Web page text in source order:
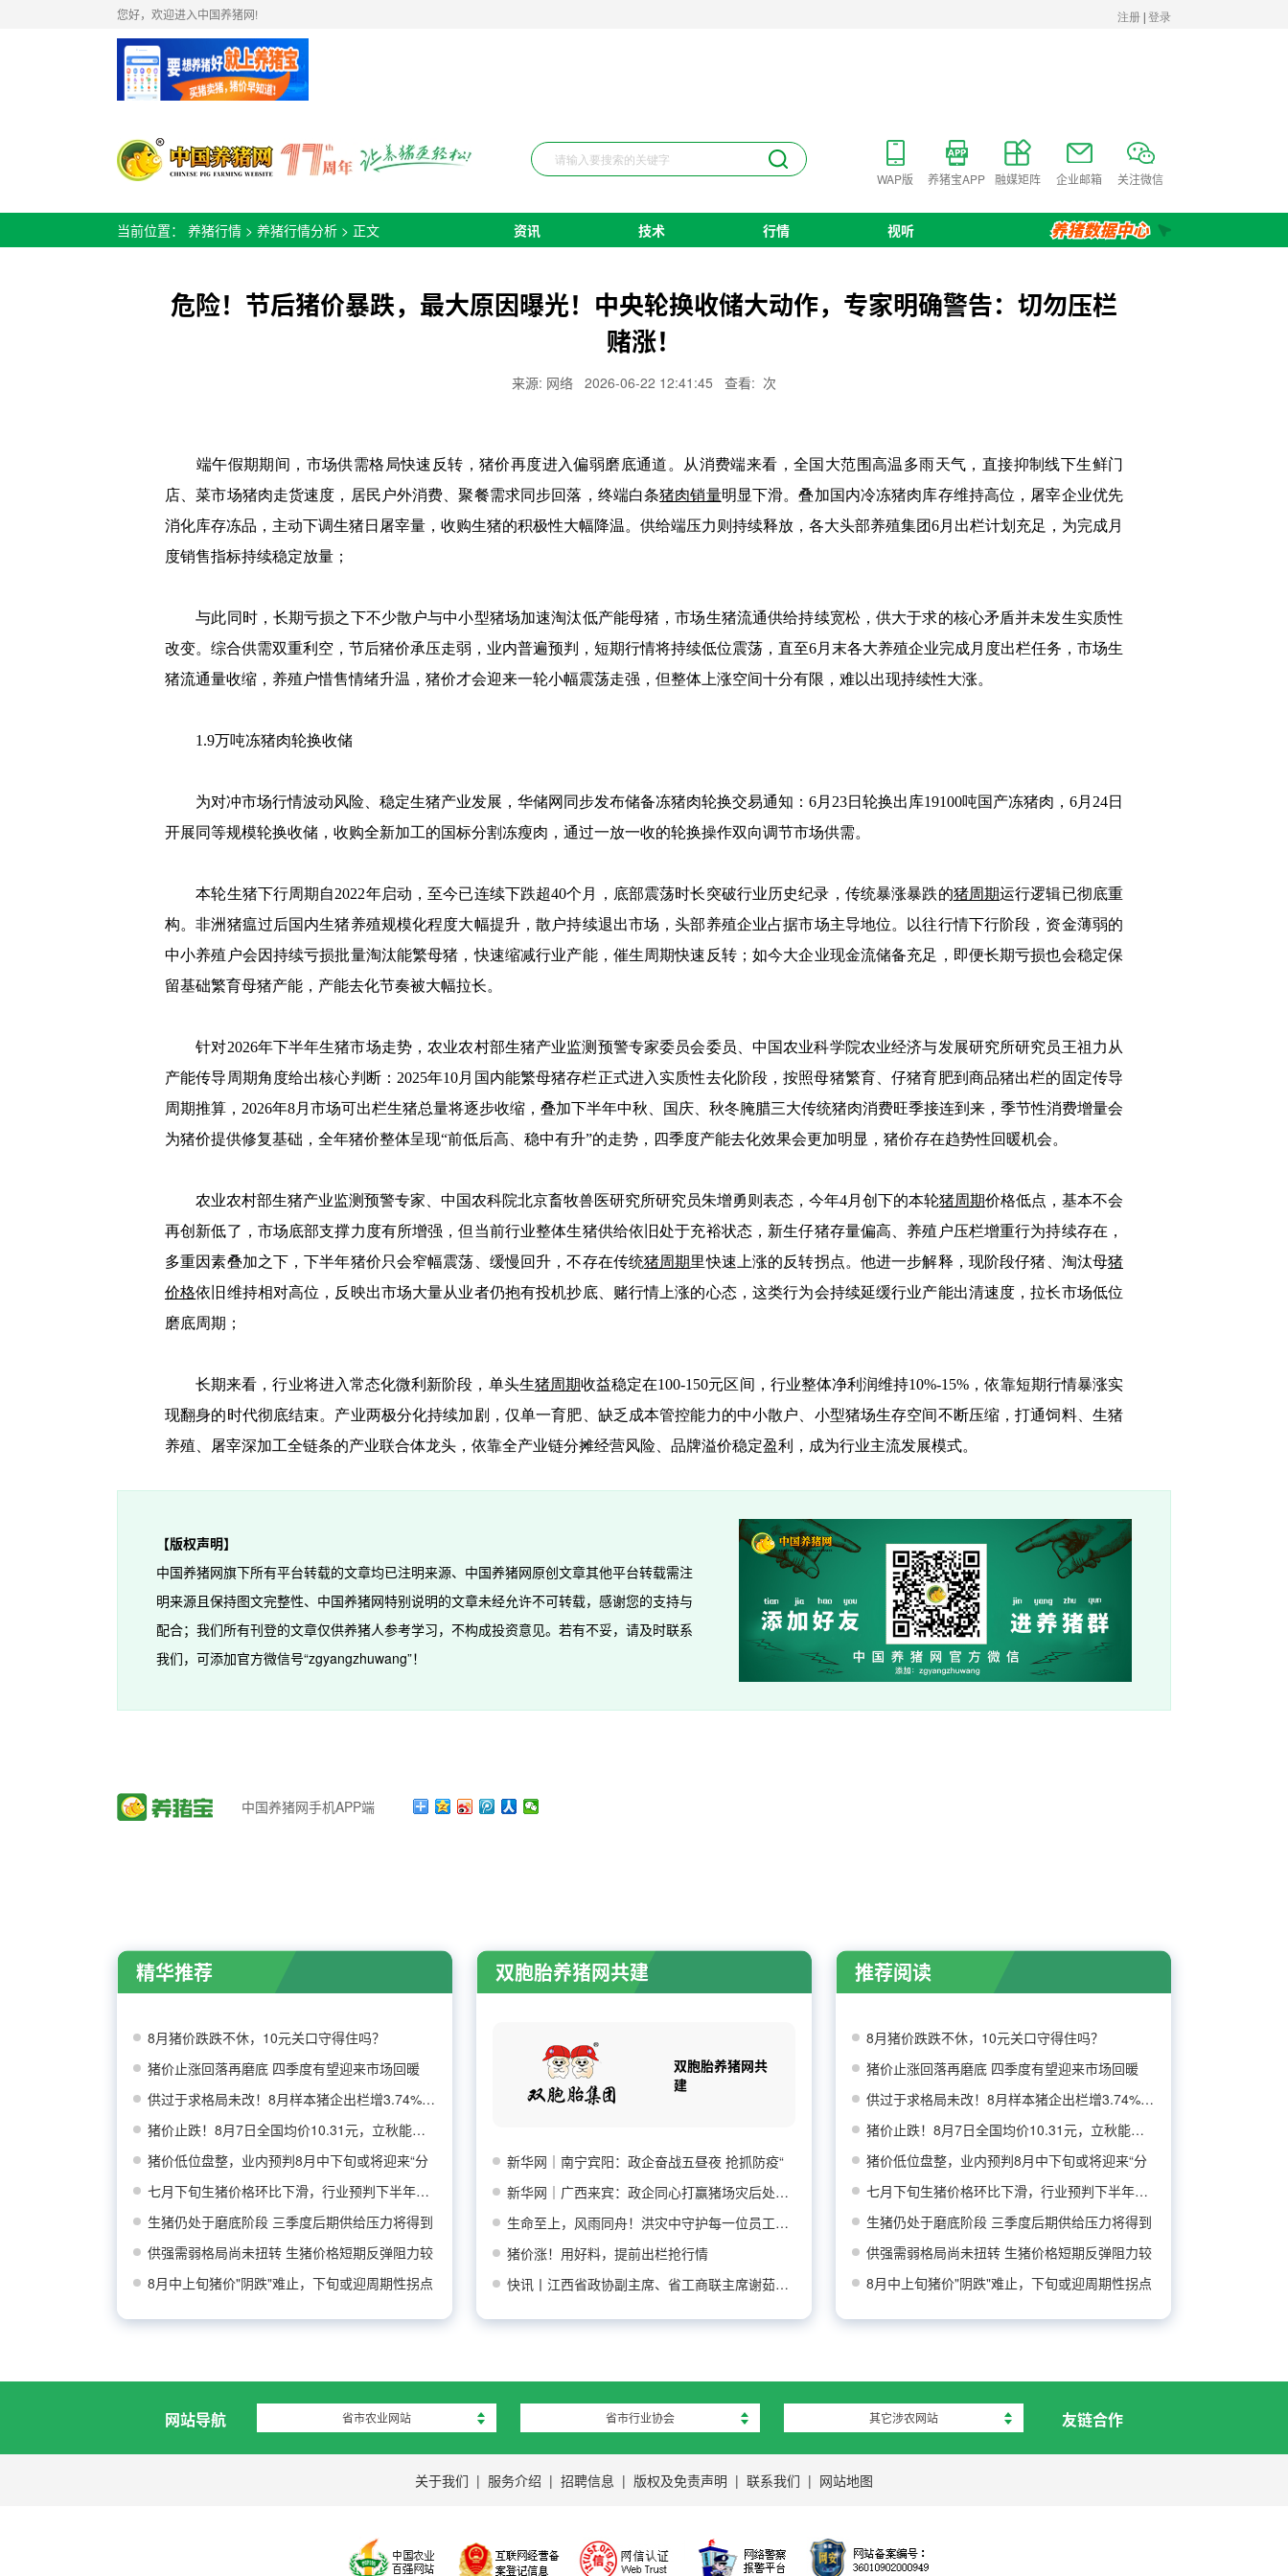
您好，欢迎进入中国养猪网!
WAP版 养猪宝APP 融媒矩阵 企业邮箱 关注微信
当前位置： 养猪行情 > 养猪行情分析 > 正文 资讯 技术 行情 视听
危险！节后猪价暴跌，最大原因曝光！中央轮换收储大动作，专家明确警告：切勿压栏
赌涨！
来源: 网络 2026-06-22 12:41:45 查看: 次
端午假期期间，市场供需格局快速反转，猪价再度进入偏弱磨底通道。从消费端来看，全国大范围高温多雨天气，直接抑制线下生鲜门
店、菜市场猪肉走货速度，居民户外消费、聚餐需求同步回落，终端白条猪肉销量明显下滑。叠加国内冷冻猪肉库存维持高位，屠宰企业优先
消化库存冻品，主动下调生猪日屠宰量，收购生猪的积极性大幅降温。供给端压力则持续释放，各大头部养殖集团6月出栏计划充足，为完成月
度销售指标持续稳定放量；
与此同时，长期亏损之下不少散户与中小型猪场加速淘汰低产能母猪，市场生猪流通供给持续宽松，供大于求的核心矛盾并未发生实质性
改变。综合供需双重利空，节后猪价承压走弱，业内普遍预判，短期行情将持续低位震荡，直至6月末各大养殖企业完成月度出栏任务，市场生
猪流通量收缩，养殖户惜售情绪升温，猪价才会迎来一轮小幅震荡走强，但整体上涨空间十分有限，难以出现持续性大涨。
1.9万吨冻猪肉轮换收储
为对冲市场行情波动风险、稳定生猪产业发展，华储网同步发布储备冻猪肉轮换交易通知：6月23日轮换出库19100吨国产冻猪肉，6月24日
开展同等规模轮换收储，收购全新加工的国标分割冻瘦肉，通过一放一收的轮换操作双向调节市场供需。
本轮生猪下行周期自2022年启动，至今已连续下跌超40个月，底部震荡时长突破行业历史纪录，传统暴涨暴跌的猪周期运行逻辑已彻底重
构。非洲猪瘟过后国内生猪养殖规模化程度大幅提升，散户持续退出市场，头部养殖企业占据市场主导地位。以往行情下行阶段，资金薄弱的
中小养殖户会因持续亏损批量淘汰能繁母猪，快速缩减行业产能，催生周期快速反转；如今大企业现金流储备充足，即便长期亏损也会稳定保
留基础繁育母猪产能，产能去化节奏被大幅拉长。
针对2026年下半年生猪市场走势，农业农村部生猪产业监测预警专家委员会委员、中国农业科学院农业经济与发展研究所研究员王祖力从
产能传导周期角度给出核心判断：2025年10月国内能繁母猪存栏正式进入实质性去化阶段，按照母猪繁育、仔猪育肥到商品猪出栏的固定传导
周期推算，2026年8月市场可出栏生猪总量将逐步收缩，叠加下半年中秋、国庆、秋冬腌腊三大传统猪肉消费旺季接连到来，季节性消费增量会
为猪价提供修复基础，全年猪价整体呈现“前低后高、稳中有升”的走势，四季度产能去化效果会更加明显，猪价存在趋势性回暖机会。
农业农村部生猪产业监测预警专家、中国农科院北京畜牧兽医研究所研究员朱增勇则表态，今年4月创下的本轮猪周期价格低点，基本不会
再创新低了，市场底部支撑力度有所增强，但当前行业整体生猪供给依旧处于充裕状态，新生仔猪存量偏高、养殖户压栏增重行为持续存在，
多重因素叠加之下，下半年猪价只会窄幅震荡、缓慢回升，不存在传统猪周期里快速上涨的反转拐点。他进一步解释，现阶段仔猪、淘汰母猪
价格依旧维持相对高位，反映出市场大量从业者仍抱有投机抄底、赌行情上涨的心态，这类行为会持续延缓行业产能出清速度，拉长市场低位
磨底周期；
长期来看，行业将进入常态化微利新阶段，单头生猪周期收益稳定在100-150元区间，行业整体净利润维持10%-15%，依靠短期行情暴涨实
现翻身的时代彻底结束。产业两极分化持续加剧，仅单一育肥、缺乏成本管控能力的中小散户、小型猪场生存空间不断压缩，打通饲料、生猪
养殖、屠宰深加工全链条的产业联合体龙头，依靠全产业链分摊经营风险、品牌溢价稳定盈利，成为行业主流发展模式。
【版权声明】
中国养猪网旗下所有平台转载的文章均已注明来源、中国养猪网原创文章其他平台转载需注
明来源且保持图文完整性、中国养猪网特别说明的文章未经允许不可转载，感谢您的支持与
配合；我们所有刊登的文章仅供养猪人参考学习，不构成投资意见。若有不妥，请及时联系
我们，可添加官方微信号“zgyangzhuwang”！
中国养猪网手机APP端
精华推荐
8月猪价跌跌不休，10元关口守得住吗？
猪价止涨回落再磨底 四季度有望迎来市场回暖
供过于求格局未改！8月样本猪企出栏增3.74%，消
猪价止跌！8月7日全国均价10.31元，立秋能否带
猪价低位盘整，业内预判8月中下旬或将迎来“分
七月下旬生猪价格环比下滑，行业预判下半年猪价
生猪仍处于磨底阶段 三季度后期供给压力将得到
供强需弱格局尚未扭转 生猪价格短期反弹阻力较
8月中上旬猪价"阴跌"难止，下旬或迎周期性拐点
双胞胎养猪网共建
双胞胎养猪网共
建
新华网｜南宁宾阳：政企奋战五昼夜 抢抓防疫“
新华网｜广西来宾：政企同心打赢猪场灾后处置防
生命至上，风雨同舟！洪灾中守护每一位员工平安
猪价涨！用好料，提前出栏抢行情
快讯丨江西省政协副主席、省工商联主席谢茹莅临
推荐阅读
8月猪价跌跌不休，10元关口守得住吗？
猪价止涨回落再磨底 四季度有望迎来市场回暖
供过于求格局未改！8月样本猪企出栏增3.74%，消
猪价止跌！8月7日全国均价10.31元，立秋能否带
猪价低位盘整，业内预判8月中下旬或将迎来“分
七月下旬生猪价格环比下滑，行业预判下半年猪价
生猪仍处于磨底阶段 三季度后期供给压力将得到
供强需弱格局尚未扭转 生猪价格短期反弹阻力较
8月中上旬猪价"阴跌"难止，下旬或迎周期性拐点
网站导航 省市农业网站 省市行业协会 其它涉农网站 友链合作
关于我们 | 服务介绍 | 招聘信息 | 版权及免责声明 | 联系我们 | 网站地图